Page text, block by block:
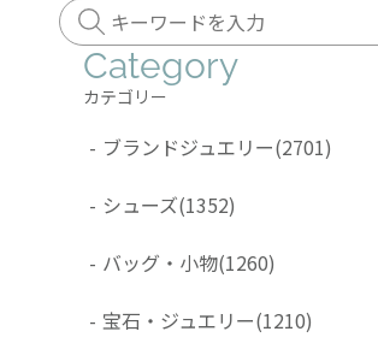
Category
カテゴリー
- ブランドジュエリー(2701)
- シューズ(1352)
- バッグ・小物(1260)
- 宝石・ジュエリー(1210)